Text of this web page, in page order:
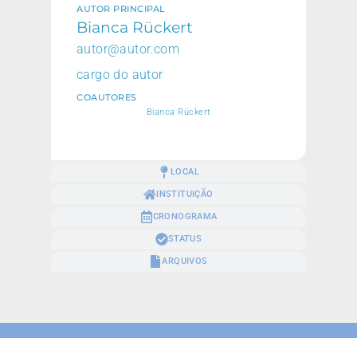
LOCAL
INSTITUIÇÃO
CRONOGRAMA
STATUS
ARQUIVOS
AUTOR PRINCIPAL
Bianca Rückert
autor@autor.com
cargo do autor
COAUTORES
Bianca Rückert